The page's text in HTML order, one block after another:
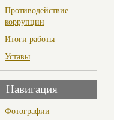
Противодействие
коррупции
Итоги работы
Уставы
Навигация
Фотографии